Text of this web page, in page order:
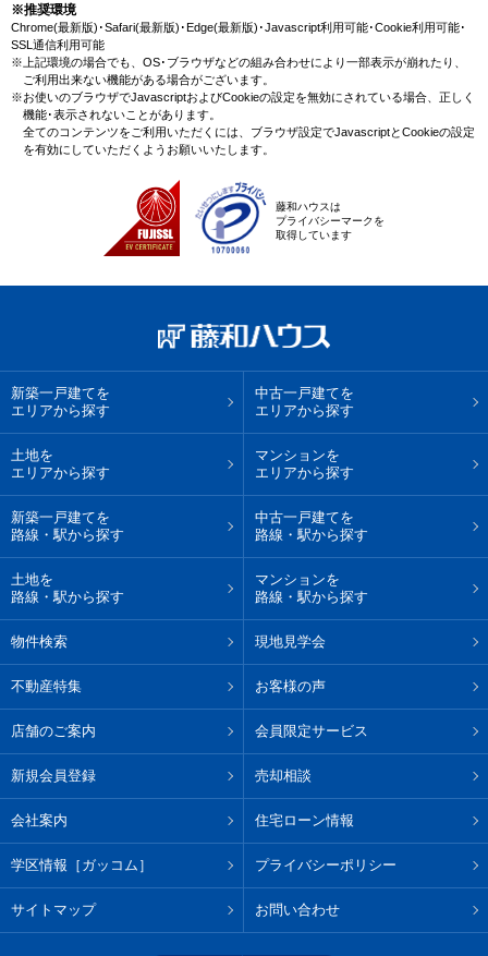
※推奨環境
Chrome(最新版)･Safari(最新版)･Edge(最新版)･Javascript利用可能･Cookie利用可能･
SSL通信利用可能
※上記環境の場合でも、OS･ブラウザなどの組み合わせにより一部表示が崩れたり、
ご利用出来ない機能がある場合がございます。
※お使いのブラウザでJavascriptおよびCookieの設定を無効にされている場合、正しく
機能･表示されないことがあります。
全てのコンテンツをご利用いただくには、ブラウザ設定でJavascriptとCookieの設定
を有効にしていただくようお願いいたします。
藤和ハウスは
プライバシーマークを
取得しています
新築一戸建てを
エリアから探す
中古一戸建てを
エリアから探す
土地を
エリアから探す
マンションを
エリアから探す
新築一戸建てを
路線・駅から探す
中古一戸建てを
路線・駅から探す
土地を
路線・駅から探す
マンションを
路線・駅から探す
物件検索 現地見学会
不動産特集 お客様の声
店舗のご案内 会員限定サービス
新規会員登録 売却相談
会社案内 住宅ローン情報
学区情報［ガッコム］ プライバシーポリシー
サイトマップ お問い合わせ